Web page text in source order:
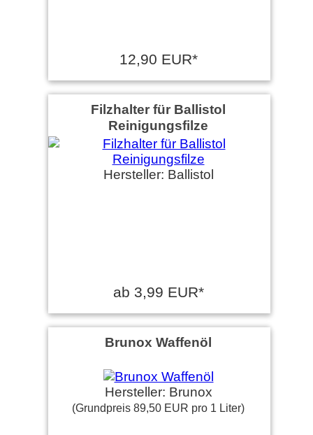
12,90 EUR*
Filzhalter für Ballistol
Reinigungsfilze
Hersteller: Ballistol
ab 3,99 EUR*
Brunox Waffenöl
Hersteller: Brunox
(Grundpreis 89,50 EUR pro 1 Liter)